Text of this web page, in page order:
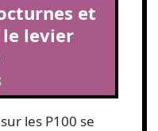
et
levier
les P100 se